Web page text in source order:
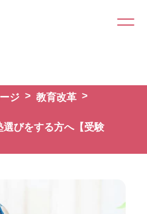
ジ
教育改革
びをする方へ【受験